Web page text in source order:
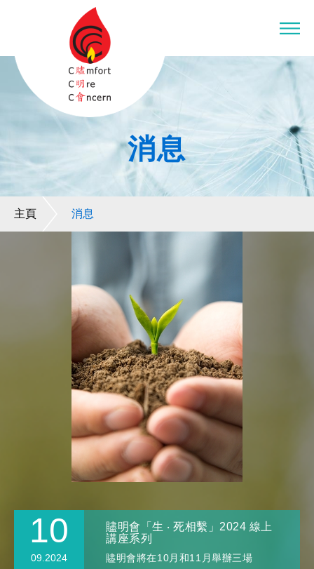
消息
主頁 消息
10
09.2024
贐明會「生 ‧ 死相繫」2024 線上
講座系列
贐明會將在10月和11月舉辦三場